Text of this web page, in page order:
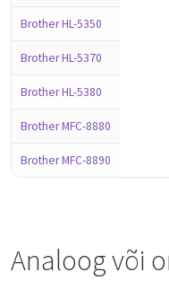
Brother HL-5350
Brother HL-5370
Brother HL-5380
Brother MFC-8880
Brother MFC-8890
Analoog või